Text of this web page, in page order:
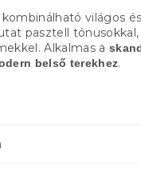
világos
pasztell
Alkalmas a
belső terekhez.